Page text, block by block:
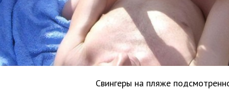
Свингеры на пляже